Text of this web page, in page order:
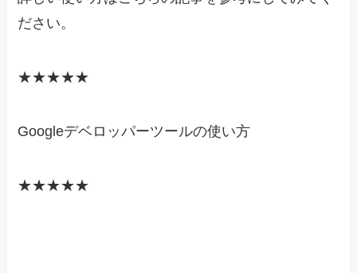
ださい。
★★★★★
Googleデベロッパーツールの使い方
★★★★★